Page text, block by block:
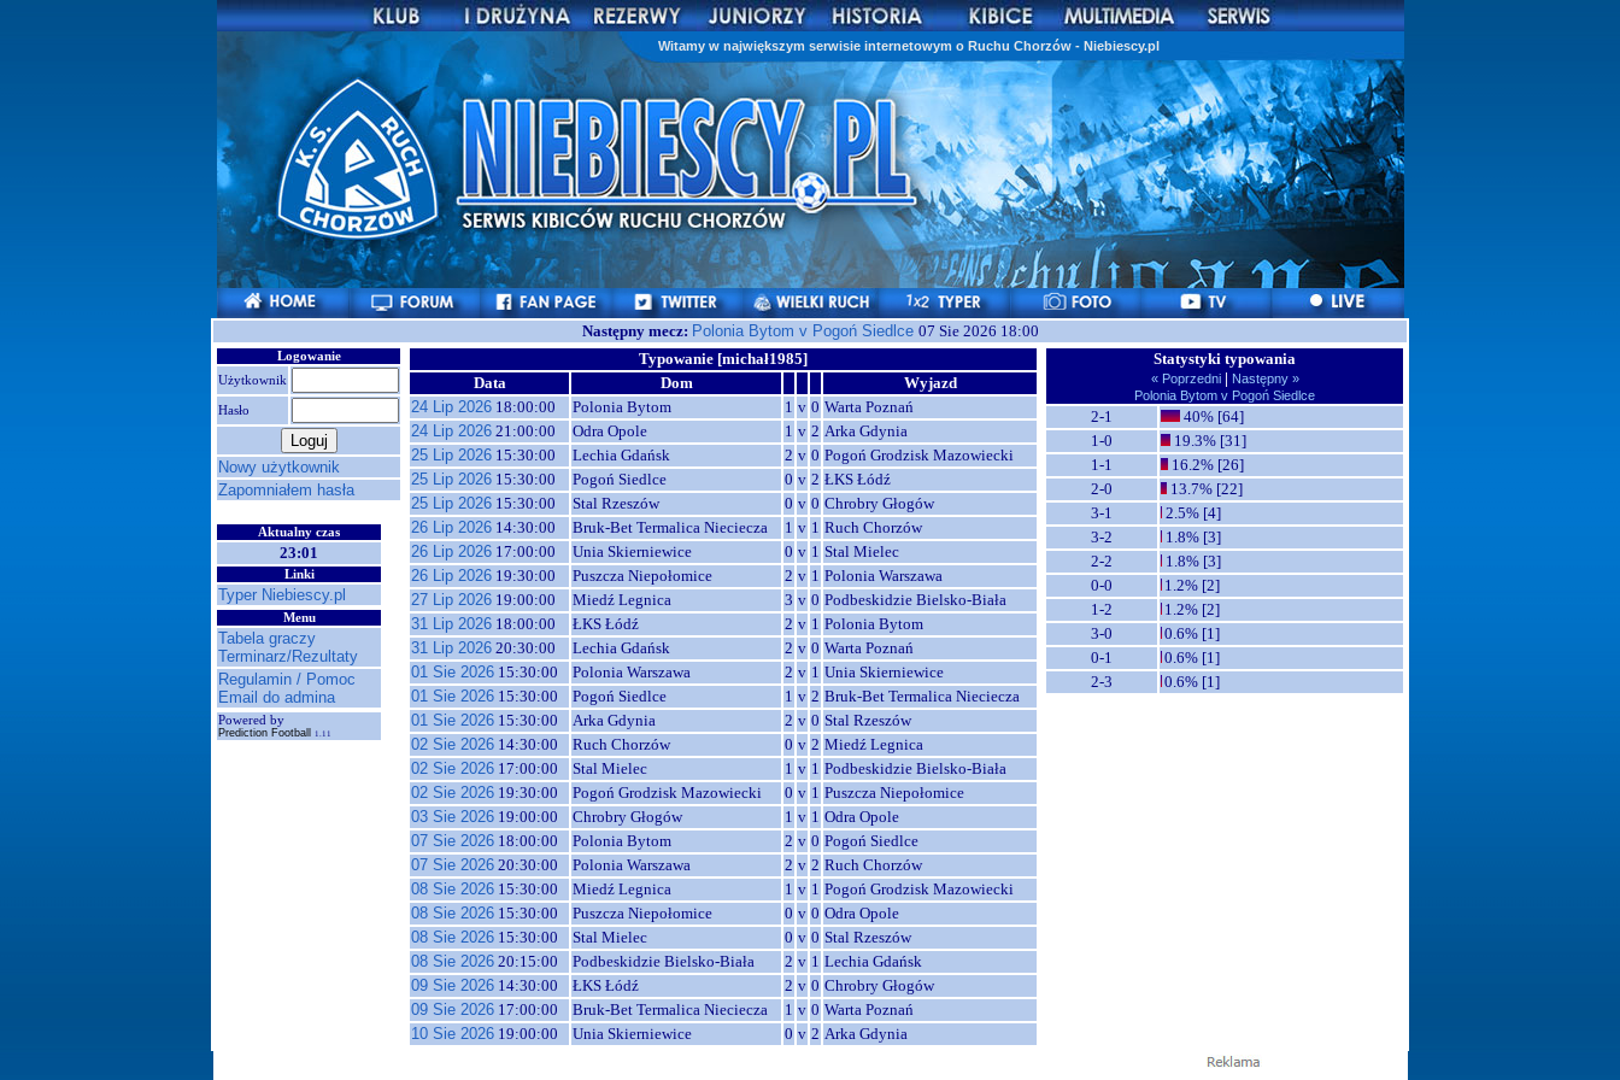
Witamy w największym serwisie internetowym o Ruchu Chorzów - Niebiescy.pl
Następny mecz: Polonia Bytom v Pogoń Siedlce 07 Sie 2026 18:00
Logowanie
Użytkownik
Hasło
Nowy użytkownik
Zapomniałem hasła
Aktualny czas
23:01
Linki
Typer Niebiescy.pl
Menu
Tabela graczy
Terminarz/Rezultaty
Regulamin / Pomoc
Email do admina
Powered by
Prediction Football 1.11
Typowanie [michał1985]
Data
Dom
Wyjazd
24 Lip 2026 18:00:00 Polonia Bytom 1 v 0 Warta Poznań
24 Lip 2026 21:00:00 Odra Opole 1 v 2 Arka Gdynia
25 Lip 2026 15:30:00 Lechia Gdańsk 2 v 0 Pogoń Grodzisk Mazowiecki
25 Lip 2026 15:30:00 Pogoń Siedlce 0 v 2 ŁKS Łódź
25 Lip 2026 15:30:00 Stal Rzeszów 0 v 0 Chrobry Głogów
26 Lip 2026 14:30:00 Bruk-Bet Termalica Nieciecza 1 v 1 Ruch Chorzów
26 Lip 2026 17:00:00 Unia Skierniewice 0 v 1 Stal Mielec
26 Lip 2026 19:30:00 Puszcza Niepołomice 2 v 1 Polonia Warszawa
27 Lip 2026 19:00:00 Miedź Legnica 3 v 0 Podbeskidzie Bielsko-Biała
31 Lip 2026 18:00:00 ŁKS Łódź 2 v 1 Polonia Bytom
31 Lip 2026 20:30:00 Lechia Gdańsk 2 v 0 Warta Poznań
01 Sie 2026 15:30:00 Polonia Warszawa 2 v 1 Unia Skierniewice
01 Sie 2026 15:30:00 Pogoń Siedlce 1 v 2 Bruk-Bet Termalica Nieciecza
01 Sie 2026 15:30:00 Arka Gdynia 2 v 0 Stal Rzeszów
02 Sie 2026 14:30:00 Ruch Chorzów 0 v 2 Miedź Legnica
02 Sie 2026 17:00:00 Stal Mielec 1 v 1 Podbeskidzie Bielsko-Biała
02 Sie 2026 19:30:00 Pogoń Grodzisk Mazowiecki 0 v 1 Puszcza Niepołomice
03 Sie 2026 19:00:00 Chrobry Głogów 1 v 1 Odra Opole
07 Sie 2026 18:00:00 Polonia Bytom 2 v 0 Pogoń Siedlce
07 Sie 2026 20:30:00 Polonia Warszawa 2 v 2 Ruch Chorzów
08 Sie 2026 15:30:00 Miedź Legnica 1 v 1 Pogoń Grodzisk Mazowiecki
08 Sie 2026 15:30:00 Puszcza Niepołomice 0 v 0 Odra Opole
08 Sie 2026 15:30:00 Stal Mielec 0 v 0 Stal Rzeszów
08 Sie 2026 20:15:00 Podbeskidzie Bielsko-Biała 2 v 1 Lechia Gdańsk
09 Sie 2026 14:30:00 ŁKS Łódź 2 v 0 Chrobry Głogów
09 Sie 2026 17:00:00 Bruk-Bet Termalica Nieciecza 1 v 0 Warta Poznań
10 Sie 2026 19:00:00 Unia Skierniewice 0 v 2 Arka Gdynia
Statystyki typowania
« Poprzedni | Następny »
Polonia Bytom v Pogoń Siedlce
2-1
40% [64]
1-0
19.3% [31]
1-1
16.2% [26]
2-0
13.7% [22]
3-1
2.5% [4]
3-2
1.8% [3]
2-2
1.8% [3]
0-0
1.2% [2]
1-2
1.2% [2]
3-0
0.6% [1]
0-1
0.6% [1]
2-3
0.6% [1]